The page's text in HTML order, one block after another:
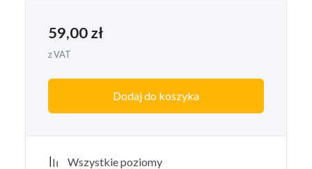
59,00zł
z VAT
Dodaj do koszyka
Wszystkie poziomy